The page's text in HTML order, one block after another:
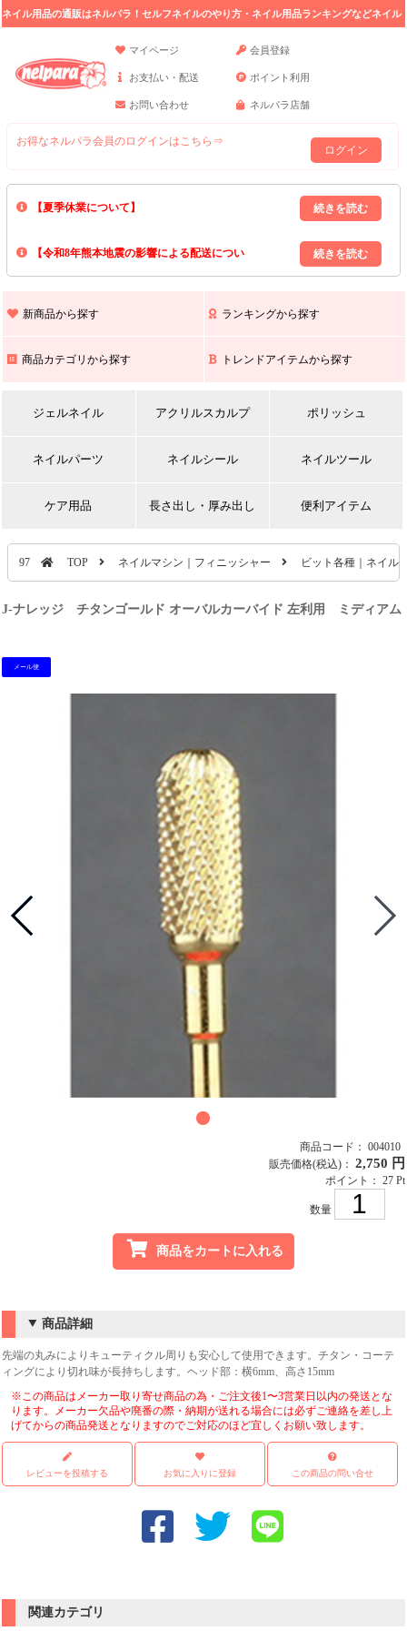
ネイル用品の通販はネルパラ！セルフネイルのやり方・ネイル用品ランキングなどネイル
マイページ
会員登録
お支払い・配送 ポイント利用
お問い合わせ ネルパラ店舗
お得なネルパラ会員のログインはこちら⇒
ログイン
【夏季休業について】
8/13(木)～8/16(日)の間｢出荷業務・お問い合わせ業務｣はお休みいたしま
上記期間中のご注文・お問い合わせは8/17(月)以降の対応となりますので
【令和8年熊本地震の影響による配送につい
また､ 九州全域でお荷物のお届けに遅延が生じております｡
新商品から探す ランキングから探す
商品カテゴリから探す トレンドアイテムから探す
ジェルネイル アクリルスカルプ ポリッシュ
ネイルパーツ ネイルシール ネイルツール
ケア用品 長さ出し・厚み出し 便利アイテム
97 TOP ネイルマシン｜フィニッシャー ビット各種｜ネイル
J-ナレッジ チタンゴールド オーバルカーバイド 左利用 ミディアム
メール便
商品コード： 004010
販売価格(税込)： 2,750 円
ポイント： 27 Pt
数量
商品をカートに入れる
商品詳細
先端の丸みによりキューティクル周りも安心して使用できます。チタン・コーテ
ィングにより切れ味が長持ちします。ヘッド部：横6mm、高さ15mm
※この商品はメーカー取り寄せ商品の為・ご注文後1〜3営業日以内の発送とな
ります。メーカー欠品や廃番の際・納期が送れる場合には必ずご連絡を差し上
げてからの商品発送となりますのでご対応のほど宜しくお願い致します。
レビューを投稿する お気に入りに登録 この商品の問い合せ
関連カテゴリ